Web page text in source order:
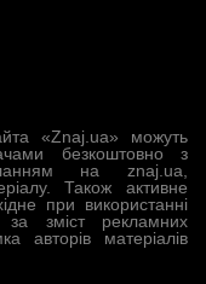
«Znaj.ua» можуть
безкоштовно з
на znaj.ua,
Також активне
при використанні
за зміст рекламних
авторів матеріалів